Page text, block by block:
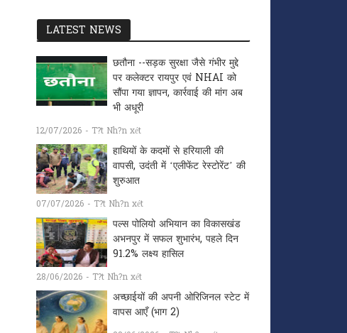
LATEST NEWS
छतौना --सड़क सुरक्षा जैसे गंभीर मुद्दे
पर कलेक्टर रायपुर एवं NHAI को
सौंपा गया ज्ञापन, कार्रवाई की मांग अब
भी अधूरी
12/07/2026 - T?t Nh?n xét
हाथियों के कदमों से हरियाली की
वापसी, उदंती में ‘एलीफेंट रेस्टोरेंट’ की
शुरुआत
07/07/2026 - T?t Nh?n xét
पल्स पोलियो अभियान का विकासखंड
अभनपुर में सफल शुभारंभ, पहले दिन
91.2% लक्ष्य हासिल
28/06/2026 - T?t Nh?n xét
अच्छाईयों की अपनी ओरिजिनल स्टेट में
वापस आएँ (भाग 2)